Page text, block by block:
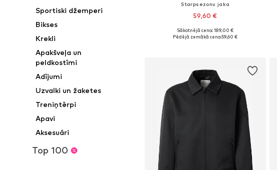
Sportiski džemperi
Bikses
Krekli
Apakšveļa un
peldkostīmi
Adījumi
Uzvalki un žaketes
Treniņtērpi
Apavi
Aksesuāri
Top 100
Starpsezonu jaka
59,60 €
Pieejamie izmēri: M, L, XL, XXL
Sākotnējā cena: 189,00 €
Pēdējā zemākā cena:59,60 €